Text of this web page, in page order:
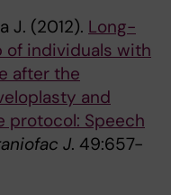
J. (2012). Long-
of individuals with
after the
and
protocol: Speech
J. 49:657-